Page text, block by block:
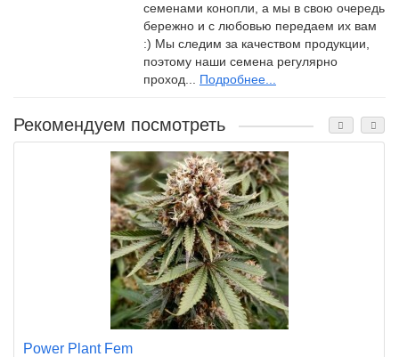
семенами конопли, а мы в свою очередь
бережно и с любовью передаем их вам
:) Мы следим за качеством продукции,
поэтому наши семена регулярно
проход... Подробнее...
Рекомендуем посмотреть
Power Plant Fem